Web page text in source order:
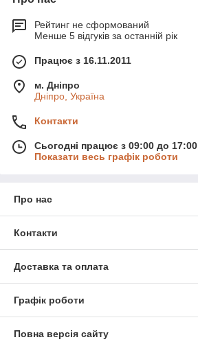
Рейтинг не сформований
Менше 5 відгуків за останній рік
Працює з 16.11.2011
м. Дніпро
Дніпро, Україна
Контакти
Сьогодні працює з 09:00 до 17:00
Показати весь графік роботи
Про нас
Контакти
Доставка та оплата
Графік роботи
Повна версія сайту